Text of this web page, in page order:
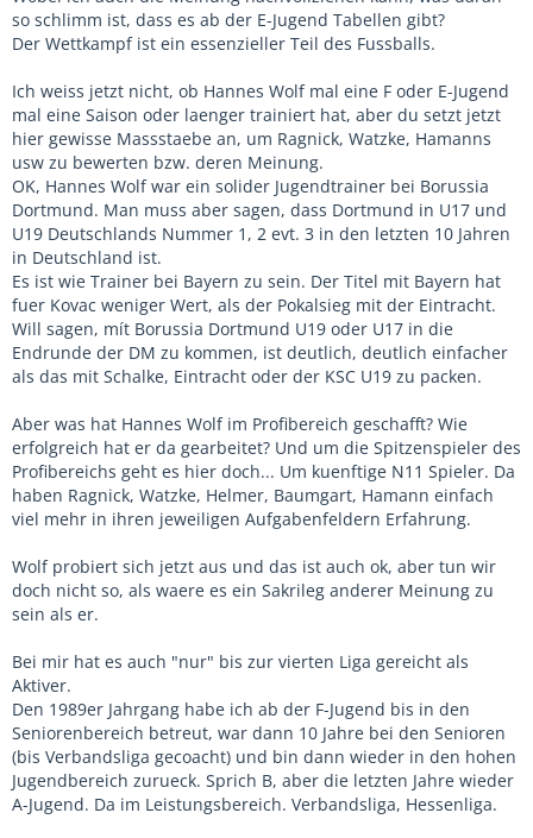
so schlimm ist, dass es ab der E-Jugend Tabellen gibt?
Der Wettkampf ist ein essenzieller Teil des Fussballs.
Ich weiss jetzt nicht, ob Hannes Wolf mal eine F oder E-Jugend
mal eine Saison oder laenger trainiert hat, aber du setzt jetzt
hier gewisse Massstaebe an, um Ragnick, Watzke, Hamanns
usw zu bewerten bzw. deren Meinung.
OK, Hannes Wolf war ein solider Jugendtrainer bei Borussia
Dortmund. Man muss aber sagen, dass Dortmund in U17 und
U19 Deutschlands Nummer 1, 2 evt. 3 in den letzten 10 Jahren
in Deutschland ist.
Es ist wie Trainer bei Bayern zu sein. Der Titel mit Bayern hat
fuer Kovac weniger Wert, als der Pokalsieg mit der Eintracht.
Will sagen, mít Borussia Dortmund U19 oder U17 in die
Endrunde der DM zu kommen, ist deutlich, deutlich einfacher
als das mit Schalke, Eintracht oder der KSC U19 zu packen.
Aber was hat Hannes Wolf im Profibereich geschafft? Wie
erfolgreich hat er da gearbeitet? Und um die Spitzenspieler des
Profibereichs geht es hier doch... Um kuenftige N11 Spieler. Da
haben Ragnick, Watzke, Helmer, Baumgart, Hamann einfach
viel mehr in ihren jeweiligen Aufgabenfeldern Erfahrung.
Wolf probiert sich jetzt aus und das ist auch ok, aber tun wir
doch nicht so, als waere es ein Sakrileg anderer Meinung zu
sein als er.
Bei mir hat es auch "nur" bis zur vierten Liga gereicht als
Aktiver.
Den 1989er Jahrgang habe ich ab der F-Jugend bis in den
Seniorenbereich betreut, war dann 10 Jahre bei den Senioren
(bis Verbandsliga gecoacht) und bin dann wieder in den hohen
Jugendbereich zurueck. Sprich B, aber die letzten Jahre wieder
A-Jugend. Da im Leistungsbereich. Verbandsliga, Hessenliga.